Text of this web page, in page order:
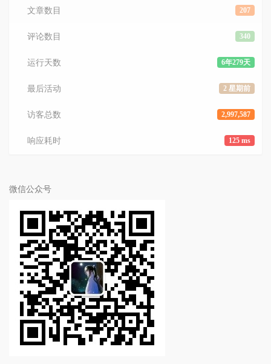
207
文章数目
340
评论数目
6年279天
运行天数
2 星期前
最后活动
2,997,587
访客总数
125 ms
响应耗时
微信公众号